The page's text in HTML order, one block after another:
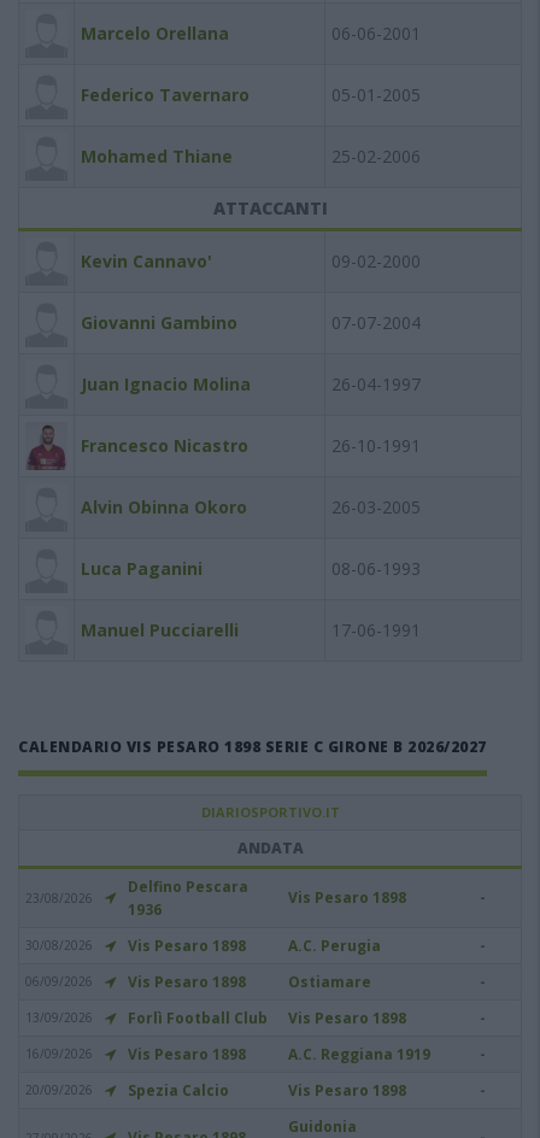
Marcelo Orellana 06-06-2001
Federico Tavernaro 05-01-2005
Mohamed Thiane 25-02-2006
ATTACCANTI
Kevin Cannavo' 09-02-2000
Giovanni Gambino 07-07-2004
Juan Ignacio Molina 26-04-1997
Francesco Nicastro 26-10-1991
Alvin Obinna Okoro 26-03-2005
Luca Paganini 08-06-1993
Manuel Pucciarelli 17-06-1991
CALENDARIO VIS PESARO 1898 SERIE C GIRONE B 2026/2027
DIARIOSPORTIVO.IT
ANDATA
23/08/2026
Delfino Pescara
1936
Vis Pesaro 1898 -
30/08/2026 Vis Pesaro 1898 A.C. Perugia -
06/09/2026 Vis Pesaro 1898 Ostiamare -
13/09/2026 Forlì Football Club Vis Pesaro 1898 -
16/09/2026 Vis Pesaro 1898 A.C. Reggiana 1919 -
20/09/2026 Spezia Calcio Vis Pesaro 1898 -
Guidonia